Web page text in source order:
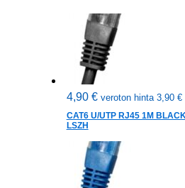
4,90 € veroton hinta 3,90 €
CAT6 U/UTP RJ45 1M
LSZH